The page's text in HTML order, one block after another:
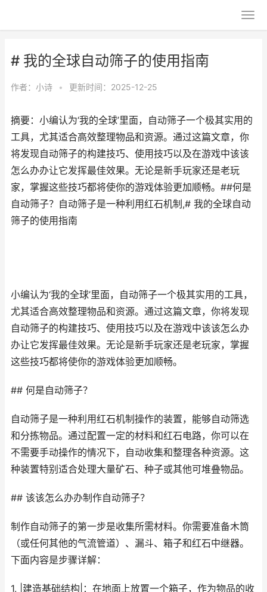
# 我的全球自动筛子的使用指南
作者： 小诗 • 更新时间：2025-12-25
摘要：小编认为‘我的全球’里面，自动筛子一个极其实用的
工具，尤其适合高效整理物品和资源。通过这篇文章，你
将发现自动筛子的构建技巧、使用技巧以及在游戏中该该
怎么办办让它发挥最佳效果。无论是新手玩家还是老玩
家，掌握这些技巧都将使你的游戏体验更加顺畅。##何是
自动筛子？自动筛子是一种利用红石机制,# 我的全球自动
筛子的使用指南
小编认为‘我的全球’里面，自动筛子一个极其实用的工具，
尤其适合高效整理物品和资源。通过这篇文章，你将发现
自动筛子的构建技巧、使用技巧以及在游戏中该该怎么办
办让它发挥最佳效果。无论是新手玩家还是老玩家，掌握
这些技巧都将使你的游戏体验更加顺畅。
## 何是自动筛子？
自动筛子是一种利用红石机制操作的装置，能够自动筛选
和分拣物品。通过配置一定的材料和红石电路，你可以在
不需要手动操作的情况下，自动收集和整理各种资源。这
种装置特别适合处理大量矿石、种子或其他可堆叠物品。
## 该该怎么办办制作自动筛子？
制作自动筛子的第一步是收集所需材料。你需要准备木筒
（或任何其他的气流管道）、漏斗、箱子和红石中继器。
下面内容是步骤详解：
1. |建造基础结构|：在地面上放置一个箱子，作为物品的收